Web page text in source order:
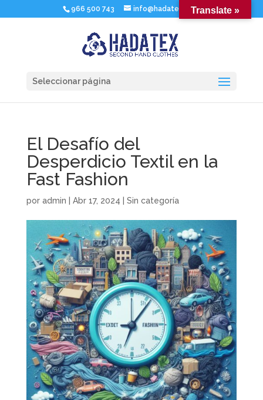
966 500 743 info@hadatex.com
Seleccionar página
El Desafío del
Desperdicio Textil en la
Fast Fashion
por admin Abr 17, 2024 Sin categoría
Translate »